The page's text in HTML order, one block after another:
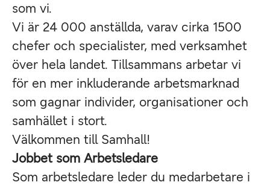
som vi.
Vi är 24 000 anställda, varav cirka 1500
chefer och specialister, med verksamhet
över hela landet. Tillsammans arbetar vi
för en mer inkluderande arbetsmarknad
som gagnar individer, organisationer och
samhället i stort.
Välkommen till Samhall!
Jobbet som Arbetsledare
Som arbetsledare leder du medarbetare i